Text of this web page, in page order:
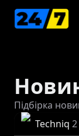
Підбірка
Techniq